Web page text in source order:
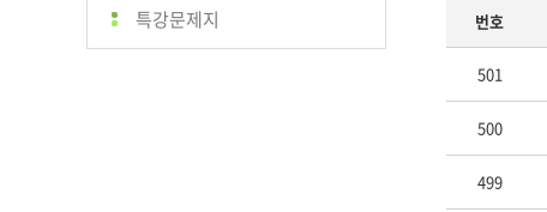
특강문제지 번호
501
500
499